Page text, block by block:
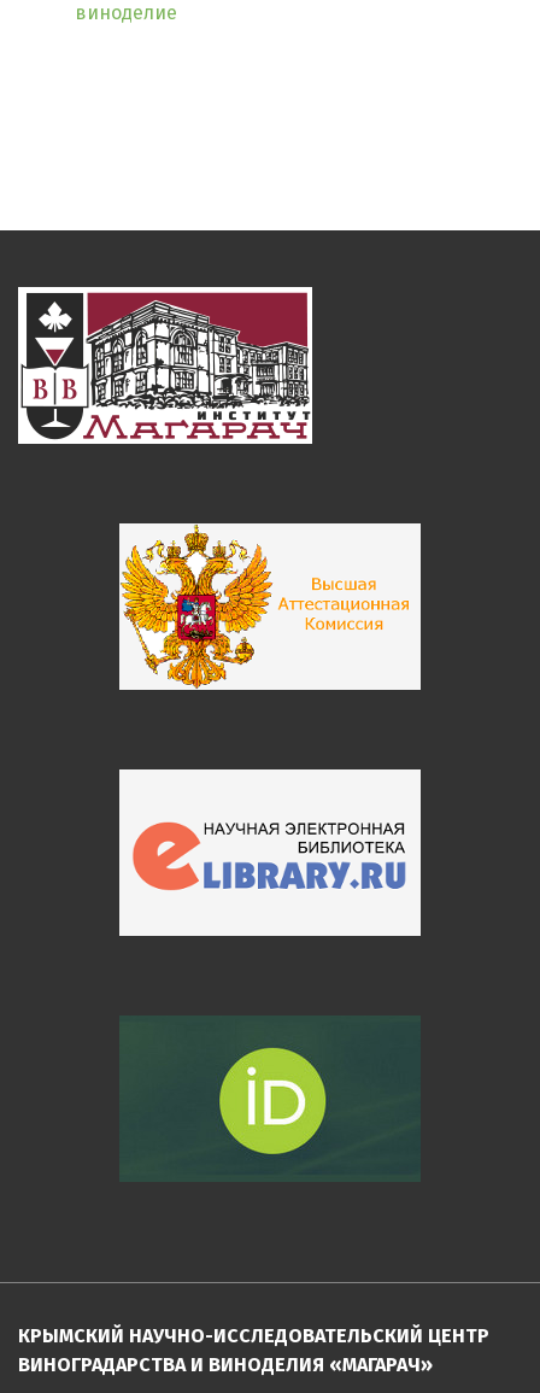
виноделие
КРЫМСКИЙ НАУЧНО-ИССЛЕДОВАТЕЛЬСКИЙ ЦЕНТР
ВИНОГРАДАРСТВА И ВИНОДЕЛИЯ «МАГАРАЧ»